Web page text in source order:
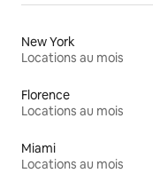
New York
Locations au mois
Florence
Locations au mois
Miami
Locations au mois